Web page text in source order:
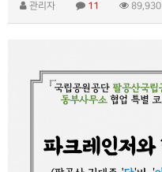
관리자 11 89,930